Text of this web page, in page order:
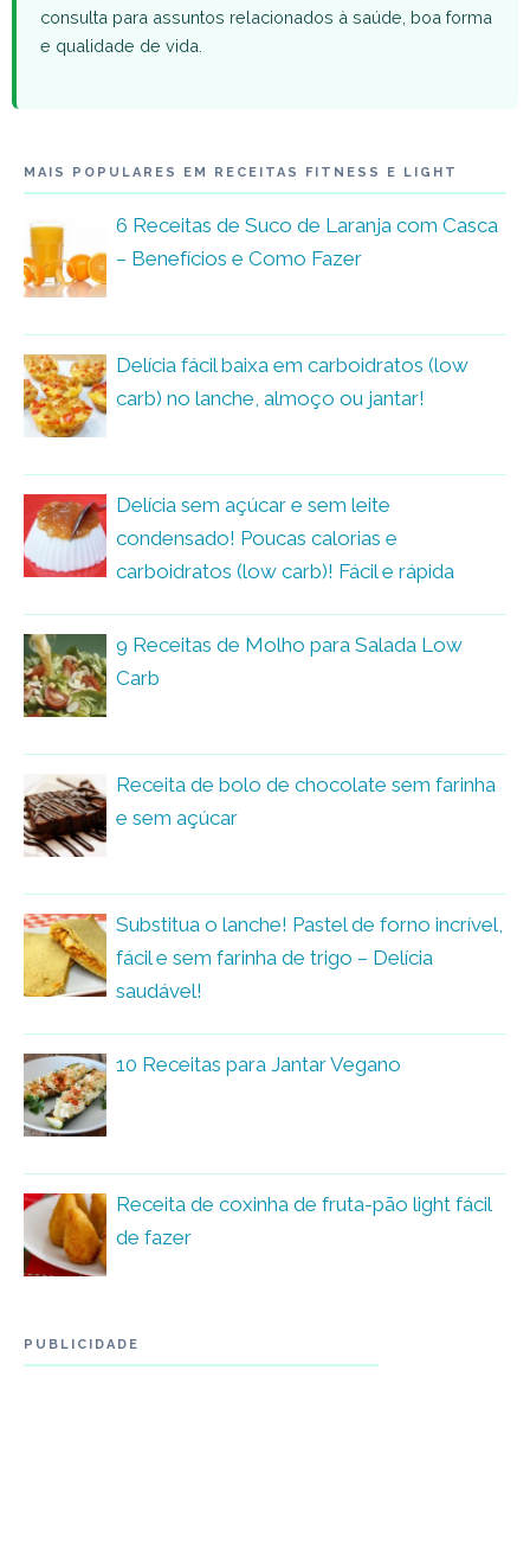
consulta para assuntos relacionados à saúde, boa forma
e qualidade de vida.
MAIS POPULARES EM RECEITAS FITNESS E LIGHT
6 Receitas de Suco de Laranja com Casca
– Benefícios e Como Fazer
Delícia fácil baixa em carboidratos (low
carb) no lanche, almoço ou jantar!
Delícia sem açúcar e sem leite
condensado! Poucas calorias e
carboidratos (low carb)! Fácil e rápida
9 Receitas de Molho para Salada Low
Carb
Receita de bolo de chocolate sem farinha
e sem açúcar
Substitua o lanche! Pastel de forno incrível,
fácil e sem farinha de trigo – Delícia
saudável!
10 Receitas para Jantar Vegano
Receita de coxinha de fruta-pão light fácil
de fazer
PUBLICIDADE